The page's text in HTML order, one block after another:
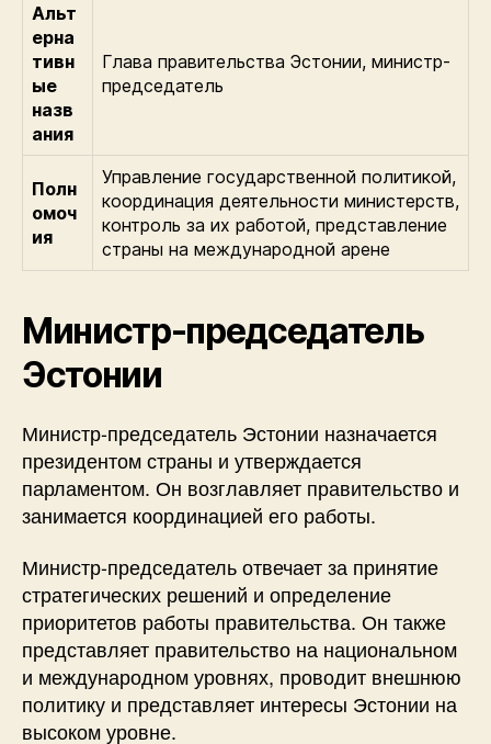
Альт
ерна
тивн
ые
назв
ания
Глава правительства Эстонии, министр-
председатель
Полн
омоч
ия
Управление государственной политикой,
координация деятельности министерств,
контроль за их работой, представление
страны на международной арене
Министр-председатель
Эстонии
Министр-председатель Эстонии назначается
президентом страны и утверждается
парламентом. Он возглавляет правительство и
занимается координацией его работы.
Министр-председатель отвечает за принятие
стратегических решений и определение
приоритетов работы правительства. Он также
представляет правительство на национальном
и международном уровнях, проводит внешнюю
политику и представляет интересы Эстонии на
высоком уровне.